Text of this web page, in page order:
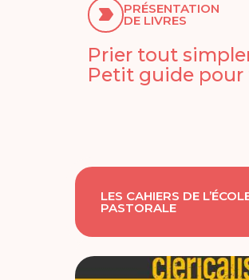
PRÉSENTATION
DE LIVRES
Prier tout
Petit guide pour
LES CAHIERS DE
PASTORALE